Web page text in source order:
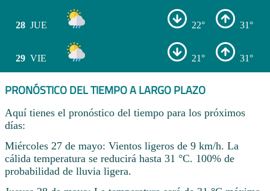
28 JUE 22° 31°
29 VIE 21° 31°
PRONÓSTICO DEL TIEMPO A LARGO PLAZO
Aquí tienes el pronóstico del tiempo para los próximos
días:
Miércoles 27 de mayo: Vientos ligeros de 9 km/h. La
cálida temperatura se reducirá hasta 31 °C. 100% de
probabilidad de lluvia ligera.